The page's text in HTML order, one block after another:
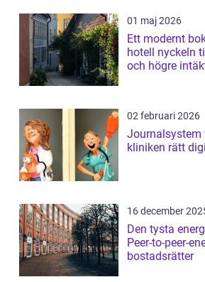
01 maj 2026
Ett modernt
hotell nyckeln till nöjdare gäster
och högre
02 februari 2026
Journalsystem
kliniken rätt
16 december
Den tysta
Peer-to-peer-
bostadsrätter